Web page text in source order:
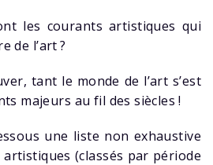
les courants artistiques qui
de l’art ?
tant le monde de l’art s’est
majeurs au fil des siècles !
une liste non exhaustive
(classés par période